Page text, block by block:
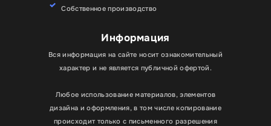
Собственное производство
Информация
Вся информация на сайте носит ознакомительный
характер и не является публичной офертой.
Любое использование материалов, элементов
дизайна и оформления, в том числе копирование
происходит только с письменного разрешения